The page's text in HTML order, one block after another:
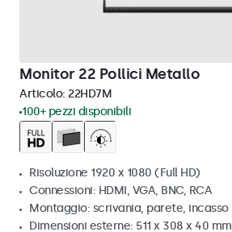
Monitor 22 Pollici Metallo
Articolo: 22HD7M
100+ pezzi disponibili
Risoluzione 1920 x 1080 (Full HD)
Connessioni: HDMI, VGA, BNC, RCA
Montaggio: scrivania, parete, incasso
Dimensioni esterne: 511 x 308 x 40 mm